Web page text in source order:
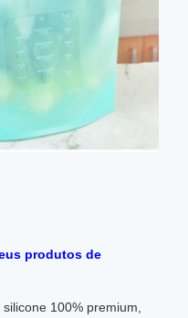
produtos de
100% premium,